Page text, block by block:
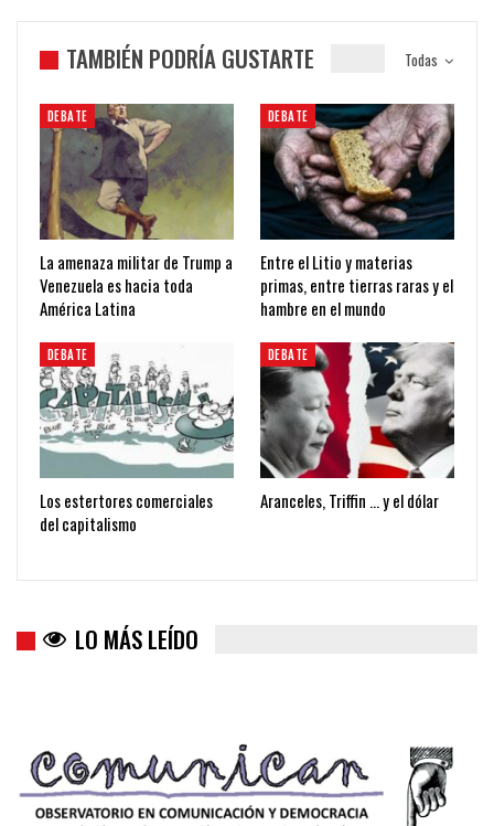
Todas
TAMBIÉN PODRÍA GUSTARTE
DEBATE
La amenaza militar de Trump a
Venezuela es hacia toda
América Latina
DEBATE
Entre el Litio y materias
primas, entre tierras raras y el
hambre en el mundo
DEBATE
Los estertores comerciales
del capitalismo
DEBATE
Aranceles, Triffin … y el dólar
LO MÁS LEÍDO